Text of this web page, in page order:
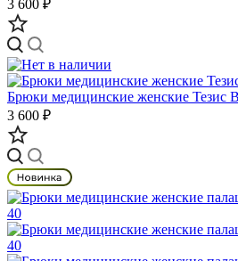
3 600 ₽
Брюки медицинские женские Тезис
3 600 ₽